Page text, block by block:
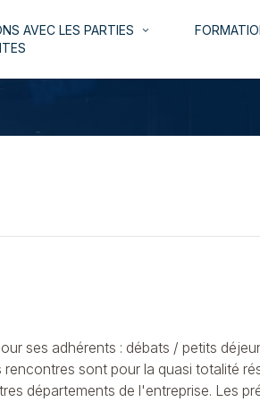
AVEC LES PARTIES
keyboard_arrow_down
ses adhérents : débats / petits
rencontres sont pour la quasi totalité
départements de l'entreprise. Les